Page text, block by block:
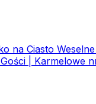
na Ciasto
Gości | Karmelowe